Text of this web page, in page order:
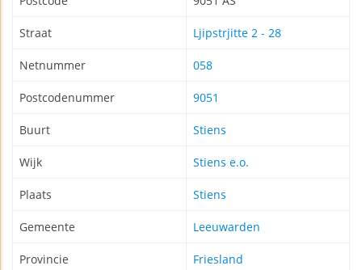
Straat Ljipstrjitte 2 - 28
Netnummer 058
Postcodenummer 9051
Buurt Stiens
Wijk Stiens e.o.
Plaats Stiens
Gemeente Leeuwarden
Provincie Friesland